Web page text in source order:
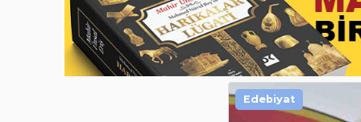
Edebiyat